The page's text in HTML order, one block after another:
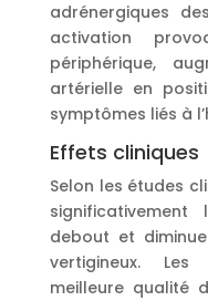
adrénergiques
activation
périphérique,
artérielle en
symptômes liés à
Effets cliniques
Selon les études
debout et
vertigineux.
meilleure qualité